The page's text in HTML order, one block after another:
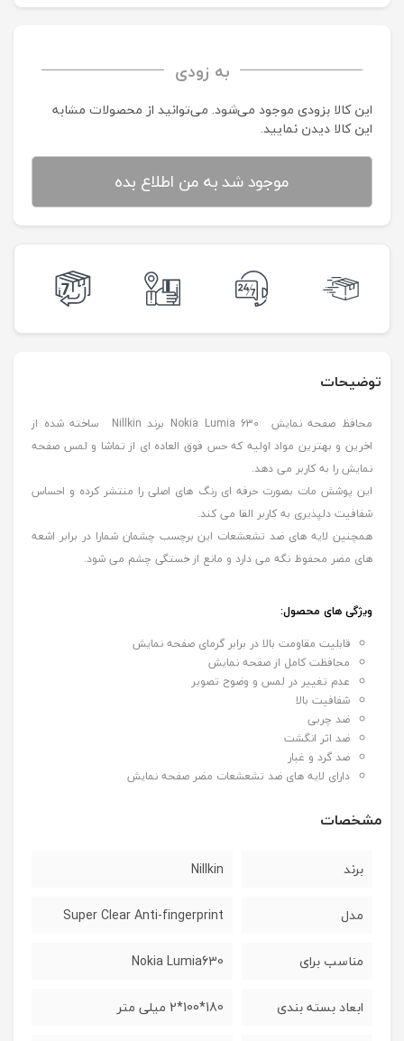
به زودی
این کالا بزودی موجود می‌شود. می‌توانید از محصولات مشابه
این کالا دیدن نمایید.
موجود شد به من اطلاع بده
توضیحات
محافظ صفحه نمایش Nokia Lumia 630 برند Nillkin ساخته شده از
اخرین و بهترین مواد اولیه که حس فوق العاده ای از تماشا و لمس صفحه
نمایش را به کاربر می دهد.
این پوشش مات بصورت حرفه ای رنگ های اصلی را منتشر کرده و احساس
شفافیت دلپذیری به کاربر القا می کند.
همچنین لایه های ضد تشعشعات این برچسب چشمان شمارا در برابر اشعه
های مضر محفوظ نگه می دارد و مانع از خستگی چشم می شود.
ویژگی های محصول:
قابلیت مقاومت بالا در برابر گرمای صفحه نمایش
محافظت کامل از صفحه نمایش
عدم تغییر در لمس و وضوح تصویر
شفافیت بالا
ضد چربی
ضد اثر انگشت
ضد گرد و غبار
دارای لایه های ضد تشعشعات مضر صفحه نمایش
مشخصات
برند Nillkin
مدل Super Clear Anti-fingerprint
مناسب برای Nokia Lumia630
ابعاد بسته بندی 180*100*2 میلی متر